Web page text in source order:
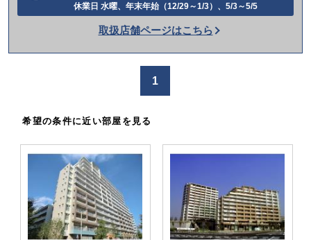
休業日 水曜、年末年始（12/29～1/3）、5/3～5/5
話
か
取扱店舗ページはこちら
1
希望の条件に近い部屋を見る